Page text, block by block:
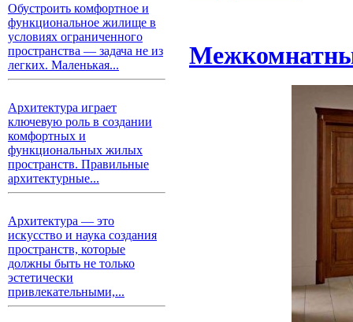
Обустроить комфортное и
функциональное жилище в
условиях ограниченного
пространства — задача не из
легких. Маленькая...
Архитектура играет
ключевую роль в создании
комфортных и
функциональных жилых
пространств. Правильные
архитектурные...
Архитектура — это
искусство и наука создания
пространств, которые
должны быть не только
эстетически
привлекательными,...